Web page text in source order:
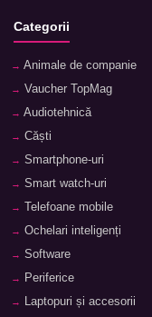
Categorii
Animale de companie
Vaucher TopMag
Audiotehnică
Căști
Smartphone-uri
Smart watch-uri
Telefoane mobile
Ochelari inteligenți
Software
Periferice
Laptopuri și accesorii